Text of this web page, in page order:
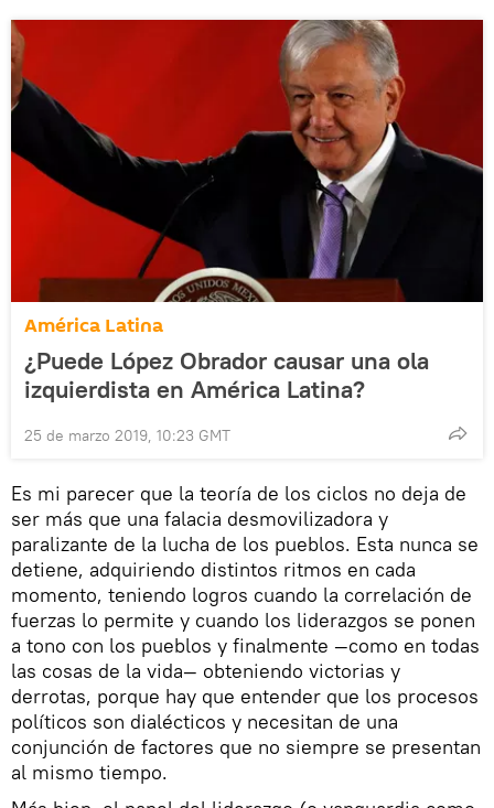
América Latina
¿Puede López Obrador causar una ola
izquierdista en América Latina?
25 de marzo 2019, 10:23 GMT
Es mi parecer que la teoría de los ciclos no deja de
ser más que una falacia desmovilizadora y
paralizante de la lucha de los pueblos. Esta nunca se
detiene, adquiriendo distintos ritmos en cada
momento, teniendo logros cuando la correlación de
fuerzas lo permite y cuando los liderazgos se ponen
a tono con los pueblos y finalmente —como en todas
las cosas de la vida— obteniendo victorias y
derrotas, porque hay que entender que los procesos
políticos son dialécticos y necesitan de una
conjunción de factores que no siempre se presentan
al mismo tiempo.